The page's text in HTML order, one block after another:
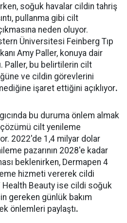
soğuk havalar cildin tahriş
pullanma gibi cilt
neden oluyor.
Üniversitesi Feinberg Tıp
Amy Paller, konuya dair
Paller, bu belirtilerin cilt
ve cildin görevlerini
işaret ettiğini açıklıyor.
bu duruma önlem almak
cilt yenileme
2022'de 1,4 milyar dolar
pazarının 2028'e kadar
beklenirken, Dermapen 4
hizmeti vererek cildi
Health Beauty ise cildi soğuk
gereken günlük bakım
önlemleri paylaştı.